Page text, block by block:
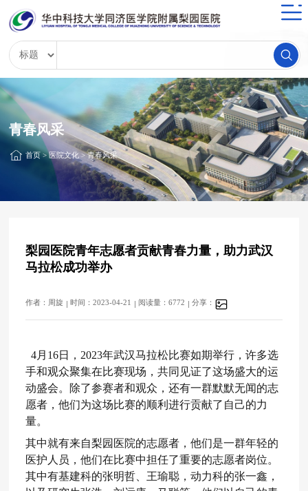
青春风采
首页>医院文化>青春风采
梨园医院青年志愿者贡献青春力量，助力武汉
马拉松成功举办
作者：周旋 时间：2023-04-21 阅读量：6772 分享：
4月16日，2023年武汉马拉松比赛如期举行，许多选
手和观众聚集在比赛现场，共同见证了这场盛大的运
动盛会。除了参赛者和观众，还有一群默默无闻的志
愿者，他们为这场比赛的顺利进行贡献了自己的力
量。
其中就有来自梨园医院的志愿者，他们是一群年轻的
医护人员，他们在比赛中担任了重要的志愿者岗位。
其中有基建科的张明哲、王瑜聪，动力科的张一鑫，